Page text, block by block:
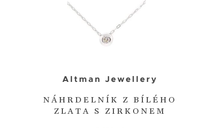
NÁHRDELNÍK Z BÍLÉHO
ZLATA S ZIRKONEM
Altman Jewellery